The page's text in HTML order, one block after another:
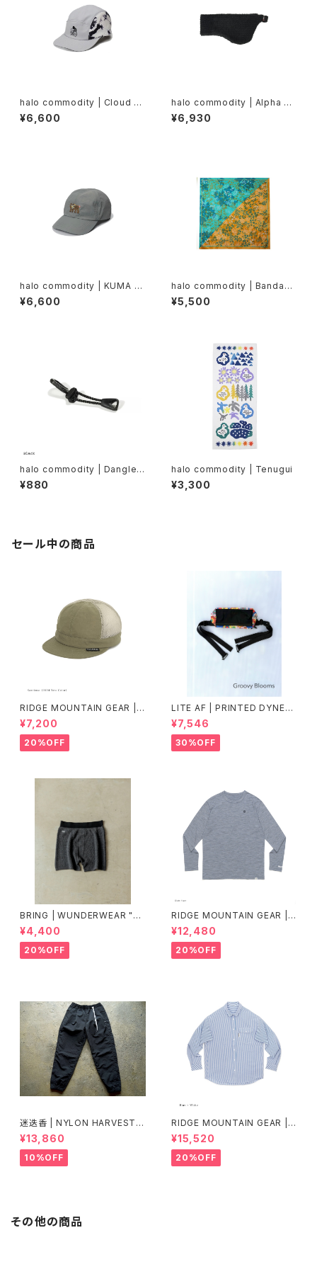
halo commodity | Cloud C
ap
¥6,600
halo commodity | Alpha Ea
r Muff Band
¥6,930
halo commodity | KUMA C
ap
¥6,600
halo commodity | Bandann
a90
¥5,500
halo commodity | Dangle
Cord
¥880
halo commodity | Tenugui
¥3,300
セール中の商品
RIDGE MOUNTAIN GEAR |
Mesh Basic Cap
¥7,200
20%OFF
LITE AF | PRINTED DYNEE
MA FEATHER WEIGHT FAN
NY PACK
¥7,546
30%OFF
BRING | WUNDERWEAR "O
NE" 50/50
¥4,400
20%OFF
RIDGE MOUNTAIN GEAR |
Merino Basic Long Sleeve
Tee "Micro Border"
¥12,480
20%OFF
迷迭香 | NYLON HARVEST T
RAINER Ver.2025 Lot.3
¥13,860
10%OFF
RIDGE MOUNTAIN GEAR | B
asic Long Sleeve Shirt "Str
ipe"
¥15,520
20%OFF
その他の商品